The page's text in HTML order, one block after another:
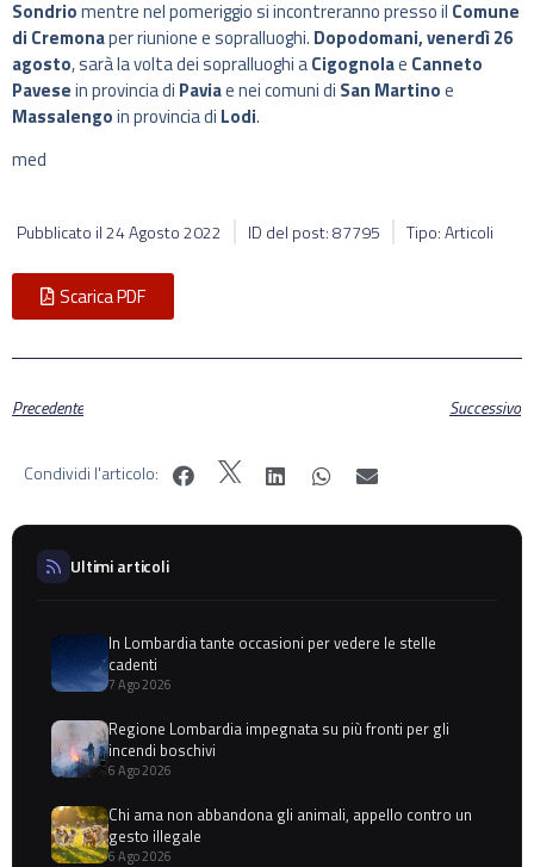
Sondriomentre nel pomeriggio si incontreranno presso il Comune
di Cremonaper riunione e sopralluoghi. Dopodomani, venerdì 26
agosto, sarà la volta dei sopralluoghi aCigognolae Canneto
Pavesein provincia di Paviae nei comuni di San Martinoe
Massalengoin provincia di Lodi.
med
Pubblicato il24 Agosto 2022 ID del post: 87795 Tipo: Articoli
Scarica PDF
Precedente Successivo
Condividi l'articolo:
Ultimi articoli
In Lombardia tante occasioni per vedere le stelle
cadenti
7 Ago 2026
Regione Lombardia impegnata su più fronti per gli
incendi boschivi
6 Ago 2026
Chi ama non abbandona gli animali, appello contro un
gesto illegale
6 Ago 2026